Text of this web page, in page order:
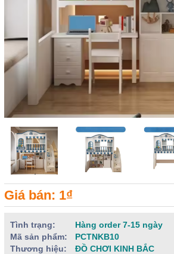
Giá bán: 1₫
Tình trạng:
Hàng order 7-15 ngày
Mã sản phẩm:
PCTNKB10
Thương hiệu:
ĐỒ CHƠI KINH BẮC